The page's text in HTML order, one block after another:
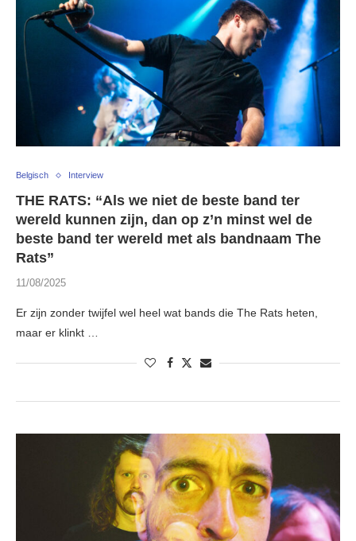
Belgisch Interview
THE RATS: “Als we niet de beste band ter
wereld kunnen zijn, dan op z’n minst wel de
beste band ter wereld met als bandnaam The
Rats”
11/08/2025
Er zijn zonder twijfel wel heel wat bands die The Rats heten,
maar er klinkt …